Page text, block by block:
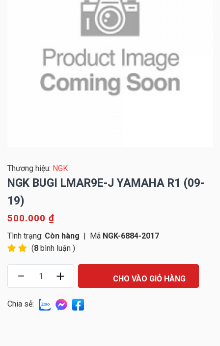
Thương hiệu: NGK
NGK BUGI LMAR9E-J YAMAHA R1 (09-
19)
500.000 ₫
Tình trạng: Còn hàng Mã NGK-6884-2017
(8 bình luận )
CHO VÀO GIỎ HÀNG
Chia sẻ: